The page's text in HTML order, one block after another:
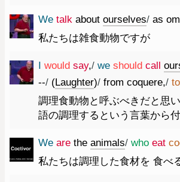
We talk about ourselves/ as
私たちは雑食動物ですが
I would say,/ we should call
--/ (Laughter)/ from coquere,/ to
調理食動物と呼ぶべきだと思
語の調理するという言葉から
We are the animals/ who eat
私たちは調理した食材を 食べ